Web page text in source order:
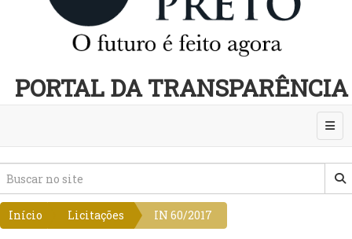
PORTAL DA TRANSPARÊNCIA
Início Licitações IN 60/2017